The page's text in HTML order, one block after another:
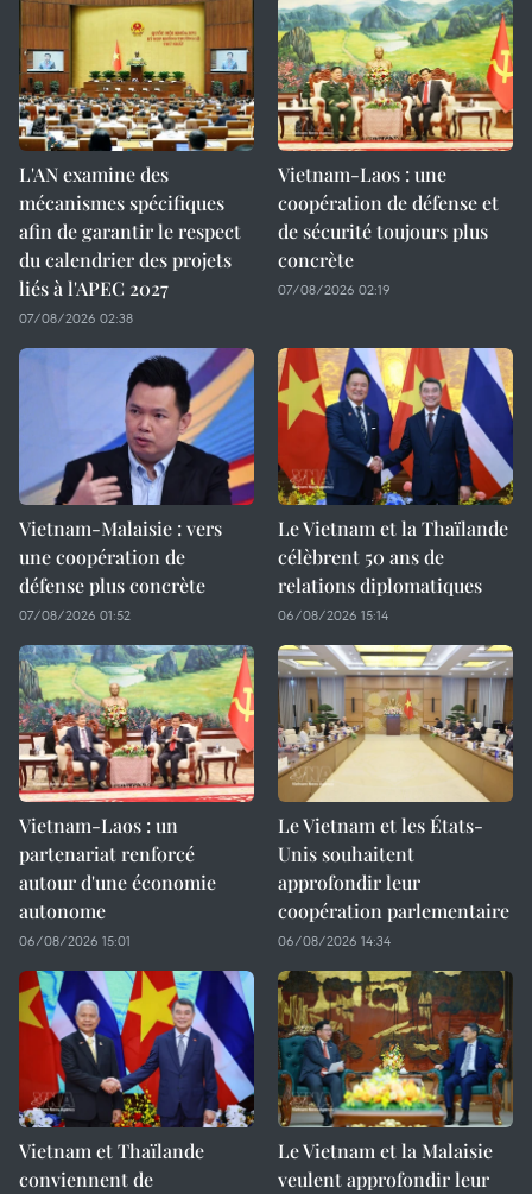
L'AN examine des
mécanismes spécifiques
afin de garantir le respect
du calendrier des projets
liés à l'APEC 2027
07/08/2026 02:38
Vietnam-Laos : une
coopération de défense et
de sécurité toujours plus
concrète
07/08/2026 02:19
Vietnam-Malaisie : vers
une coopération de
défense plus concrète
07/08/2026 01:52
Le Vietnam et la Thaïlande
célèbrent 50 ans de
relations diplomatiques
06/08/2026 15:14
Vietnam-Laos : un
partenariat renforcé
autour d'une économie
autonome
06/08/2026 15:01
Le Vietnam et les États-
Unis souhaitent
approfondir leur
coopération parlementaire
06/08/2026 14:34
Vietnam et Thaïlande
conviennent de
Le Vietnam et la Malaisie
veulent approfondir leur